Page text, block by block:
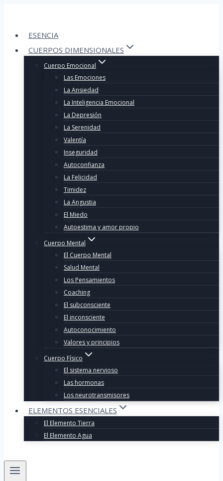
contentESENCIA
CUERPOS DIMENSIONALES
Cuerpo Emocional
Las Emociones
La Ansiedad
La Inteligencia Emocional
La Depresión
La Serenidad
Valentía
Inseguridad
Autoconfianza
La Felicidad
Timidez
La Angustia
El Miedo
Autoestima y amor propio
Cuerpo Mental
El Cuerpo Mental
Salud Mental
Los Pensamientos
Coaching
El subconsciente
El inconsciente
Autoconocimiento
Valores y principios
Cuerpo Físico
El sistema nervioso
Las hormonas
Los neurotransmisores
ELEMENTOS ESENCIALES
El Elemento Tierra
El Elemento Agua